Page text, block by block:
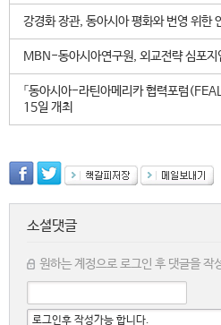
강경화 장관, 동아시아 평화와 번영 위한
MBN-동아시아연구원, 외교전략 심포지
「동아시아-라틴아메리카 협력포럼
15일 개최
소셜댓글
원하는 계정으로 로그인 후 댓글을 작